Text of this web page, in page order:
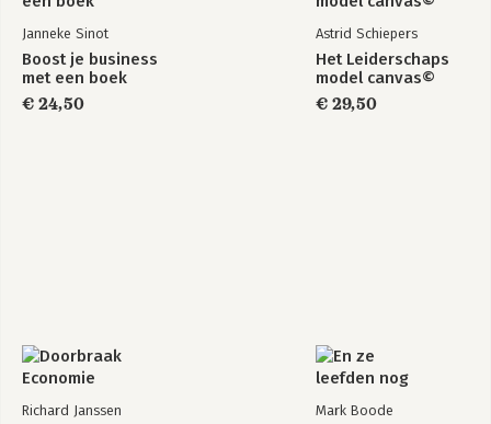
Over de auteur 132
Nawoord 137
Janneke Sinot
Boost je business
met een boek
€ 24,50
Astrid Schiepers
Het Leiderschaps
model canvas©
€ 29,50
Richard Janssen Mark Boode